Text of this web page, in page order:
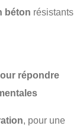
béton résistants
répondre
, pour une